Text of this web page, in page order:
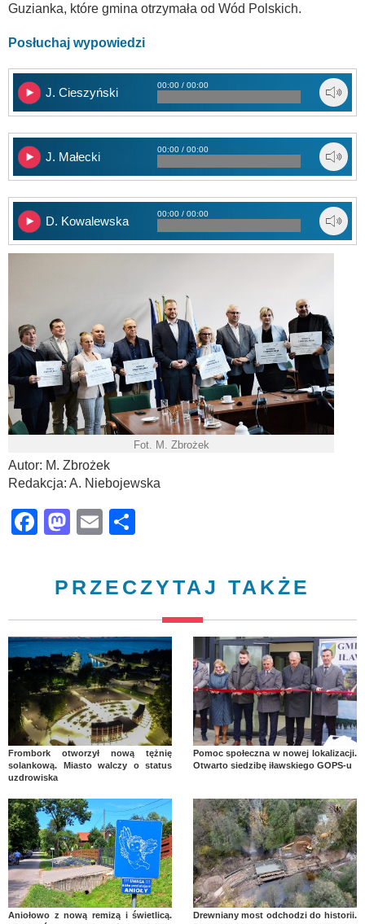
Guzianka, które gmina otrzymała od Wód Polskich.
Posłuchaj wypowiedzi
J. Cieszyński
00:00 / 00:00
J. Małecki
00:00 / 00:00
D. Kowalewska
00:00 / 00:00
Fot. M. Zbrożek
Autor: M. Zbrożek
Redakcja: A. Niebojewska
Facebook
Mastodon
Email
PRZECZYTAJ TAKŻE
Frombork otworzył nową tężnię
solankową. Miasto walczy o status
uzdrowiska
Pomoc społeczna w nowej lokalizacji.
Otwarto siedzibę iławskiego GOPS-u
Aniołowo z nową remizą i świetlicą.
Drewniany most odchodzi do historii.